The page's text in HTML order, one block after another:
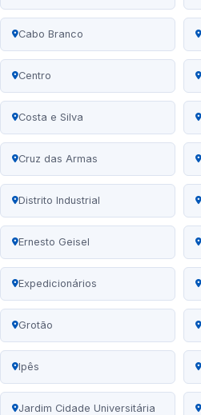
Cabo Branco
Centro
Costa e Silva
Cruz das Armas
Distrito Industrial
Ernesto Geisel
Expedicionários
Grotão
Ipês
Jardim Cidade Universitária